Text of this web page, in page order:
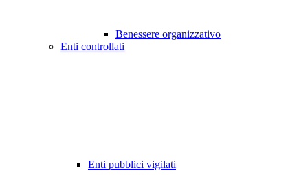
Benessere organizzativo
Enti controllati
Enti pubblici vigilati